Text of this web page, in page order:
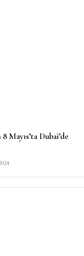
Mayıs’ta Dubai’de